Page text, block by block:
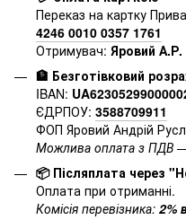
Переказ на картку
4246 0010 0357 1761
Отримувач: Яровий А.Р.
🏦 Безготівковий
IBAN:
ЄДРПОУ: 3588709911
ФОП Яровий Андрій
Можлива оплата з ПДВ
📦 Післяплата через
Оплата при отриманні.
Комісія перевізника: 2%